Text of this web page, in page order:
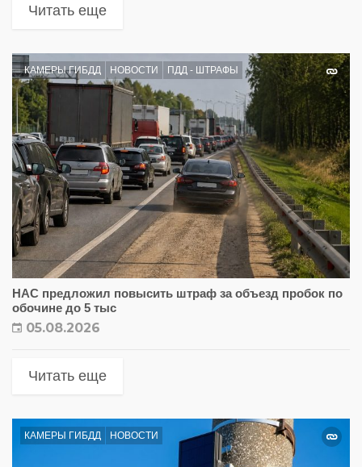
Читать еще
КАМЕРЫ ГИБДД НОВОСТИ ПДД - ШТРАФЫ
НАС предложил повысить штраф за объезд пробок по
обочине до 5 тыс
05.08.2026
Читать еще
КАМЕРЫ ГИБДД НОВОСТИ